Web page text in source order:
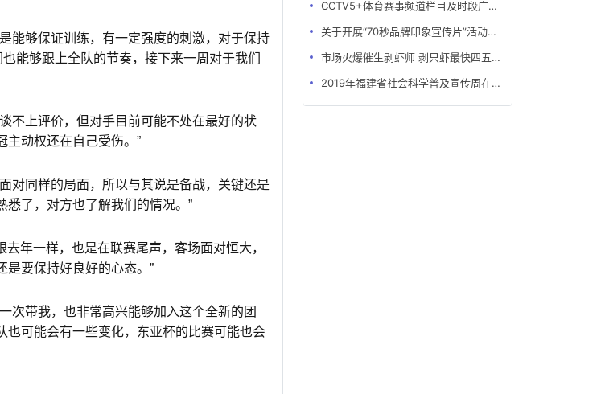
能够保证训练，有一定强度的刺激，对于保持
能够跟上全队的节奏，接下来一周对于我们
不上评价，但对手目前可能不处在最好的状
主动权还在自己受伤。”
对同样的局面，所以与其说是备战，关键还是
了，对方也了解我们的情况。”
年一样，也是在联赛尾声，客场面对恒大，
是要保持好良好的心态。”
次带我，也非常高兴能够加入这个全新的团
也可能会有一些变化，东亚杯的比赛可能也会
CCTV5+体育赛事频道栏目及时段广告刊例
关于开展“70秒品牌印象宣传片”活动的函
市场火爆催生剥虾师 剥只虾最快四五秒月薪可达万元
2019年福建省社会科学普及宣传周在牙立方松鼠口腔开展